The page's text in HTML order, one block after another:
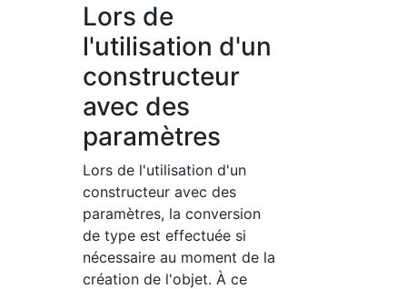
Lors de
l'utilisation d'un
constructeur
avec des
paramètres
Lors de l'utilisation d'un
constructeur avec des
paramètres, la conversion
de type est effectuée si
nécessaire au moment de la
création de l'objet. À ce